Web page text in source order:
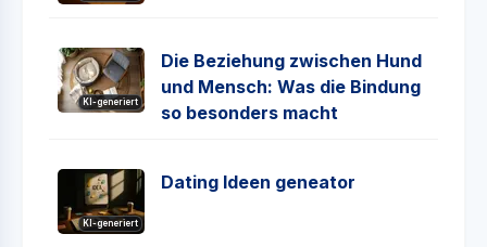
KI-generiert
Die Beziehung zwischen Hund
und Mensch: Was die Bindung
so besonders macht
KI-generiert
Dating Ideen geneator